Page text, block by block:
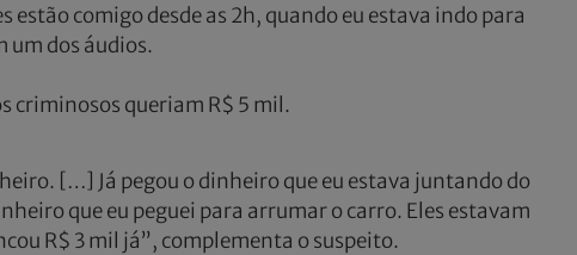
estão comigo desde as 2h, quando eu estava indo para
um dos áudios.
criminosos queriam R$ 5 mil.
[…] Já pegou o dinheiro que eu estava juntando do
que eu peguei para arrumar o carro. Eles estavam
R$ 3 mil já”, complementa o suspeito.